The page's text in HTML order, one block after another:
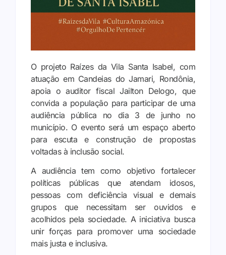
O projeto Raízes da Vila Santa Isabel, com
atuaçãoem Candeias doJamari, Rondônia,
apoia oauditorfiscalJailton Delogo, que
convida a população para participarde uma
audiência pública no dia 3 de junho no
município. O evento será um espaço aberto
paraescutaeconstruçãode propostas
voltadas à inclusão social.
A audiênciatem como objetivofortalecer
políticas públicas que atendam idosos,
pessoas com deficiência visual e demais
grupos que necessitam serouvidos e
acolhidos pela sociedade. A iniciativa busca
unir forças para promover uma sociedade
mais justa e inclusiva.